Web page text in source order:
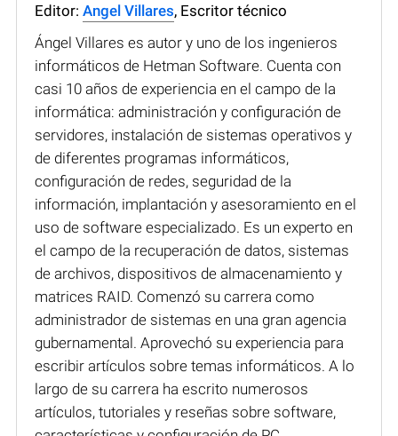
Editor: Angel Villares, Escritor técnico
Ángel Villares es autor y uno de los ingenieros
informáticos de Hetman Software. Cuenta con
casi 10 años de experiencia en el campo de la
informática: administración y configuración de
servidores, instalación de sistemas operativos y
de diferentes programas informáticos,
configuración de redes, seguridad de la
información, implantación y asesoramiento en el
uso de software especializado. Es un experto en
el campo de la recuperación de datos, sistemas
de archivos, dispositivos de almacenamiento y
matrices RAID. Comenzó su carrera como
administrador de sistemas en una gran agencia
gubernamental. Aprovechó su experiencia para
escribir artículos sobre temas informáticos. A lo
largo de su carrera ha escrito numerosos
artículos, tutoriales y reseñas sobre software,